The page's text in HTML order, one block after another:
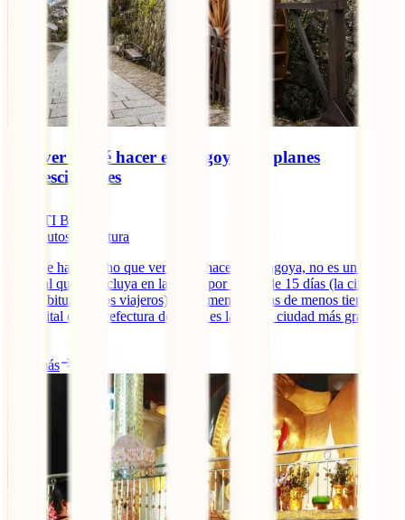
Qué ver y qué hacer en Nagoya: 10 planes
imprescindibles
IATI Blog
minutos de lectura
Aunque hay mucho que ver y que hacer en Nagoya, no es un lugar
habitual que se incluya en las rutas por Japón de 15 días (la cifra
más habitual de los viajeros) y aún menos en las de menos tiempo.
La capital de la prefectura de Aichi es la cuarta ciudad más grande
Leer más